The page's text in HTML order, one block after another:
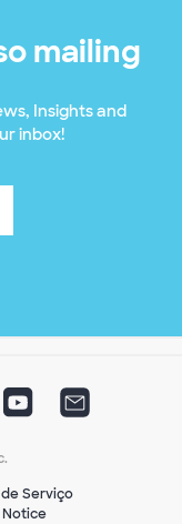
mailing
Insights and
inbox!
Serviço
Notice